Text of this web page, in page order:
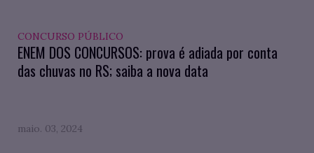
CONCURSO PÚBLICO
ENEM DOS CONCURSOS: prova é adiada por conta
das chuvas no RS; saiba a nova data
maio. 03, 2024